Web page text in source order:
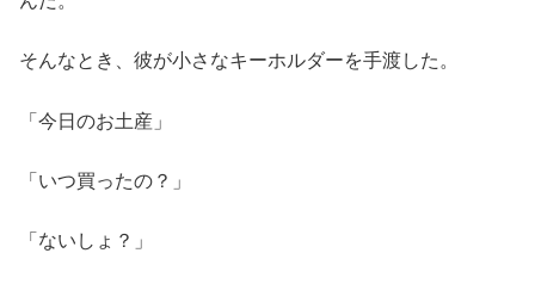
そんなとき、彼が小さなキーホルダーを手渡した。
「今日のお土産」
「いつ買ったの？」
「ないしょ？」